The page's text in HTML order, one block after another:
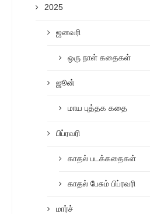
2025
ஜனவரி
ஒரு நாள் கதைகள்
ஜூன்
மாய புத்தக கதை
பிப்ரவரி
காதல் படக்கதைகள்
காதல் பேசும் பிப்ரவரி
மார்ச்